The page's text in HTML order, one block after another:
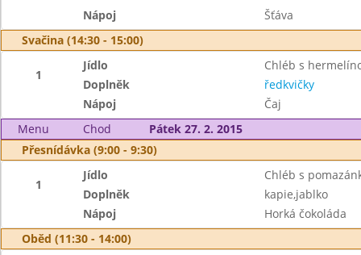
Nápoj
Šťáva
Svačina (14:30 - 15:00)
1
Jídlo
Chléb s
Doplněk
ředkvičky
Nápoj
Čaj
Menu
Chod
Pátek 27. 2. 2015
Přesnídávka (9:00 - 9:30)
1
Jídlo
Chléb s
Doplněk
kapie,jablko
Nápoj
Horká čokoláda
Oběd (11:30 - 14:00)